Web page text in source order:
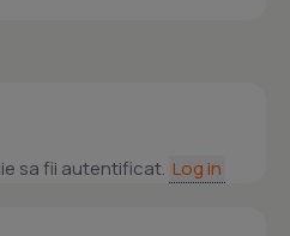
sa fii autentificat. Log in